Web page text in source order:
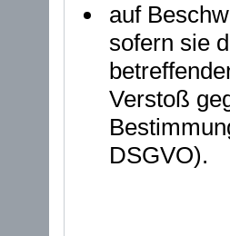
auf
sofern sie
Verstoß
DSGVO).